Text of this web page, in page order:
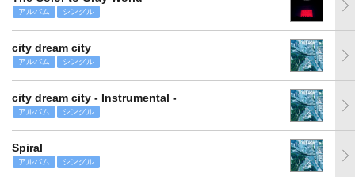
アルバム シングル
city dream city
アルバム シングル
city dream city - Instrumental -
アルバム シングル
Spiral
アルバム シングル